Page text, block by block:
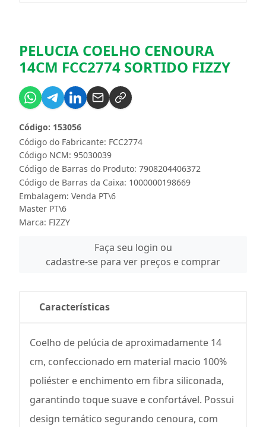
PELUCIA COELHO CENOURA
14CM FCC2774 SORTIDO FIZZY
Código do Fabricante: FCC2774
Código: 153056
Código NCM: 95030039
Código de Barras do Produto: 7908204406372
Código de Barras da Caixa: 1000000198669
Embalagem: Venda PT\6
Master PT\6
Marca: FIZZY
Faça seu login ou
cadastre-se para ver preços e comprar
Características
Coelho de pelúcia de aproximadamente 14
cm, confeccionado em material macio 100%
poliéster e enchimento em fibra siliconada,
garantindo toque suave e confortável. Possui
design temático segurando cenoura, com